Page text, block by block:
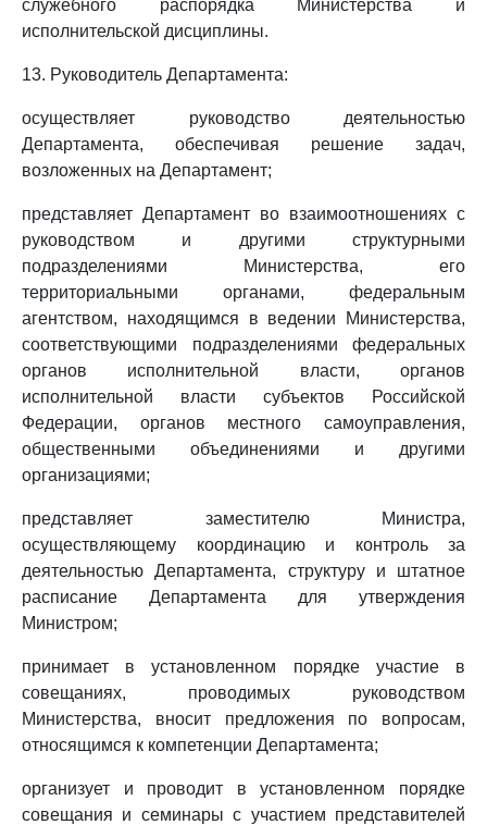
служебного распорядка Министерства и
исполнительской дисциплины.
13. Руководитель Департамента:
осуществляет руководство деятельностью
Департамента, обеспечивая решение задач,
возложенных на Департамент;
представляет Департамент во взаимоотношениях с
руководством и другими структурными
подразделениями Министерства, его
территориальными органами, федеральным
агентством, находящимся в ведении Министерства,
соответствующими подразделениями федеральных
органов исполнительной власти, органов
исполнительной власти субъектов Российской
Федерации, органов местного самоуправления,
общественными объединениями и другими
организациями;
представляет заместителю Министра,
осуществляющему координацию и контроль за
деятельностью Департамента, структуру и штатное
расписание Департамента для утверждения
Министром;
принимает в установленном порядке участие в
совещаниях, проводимых руководством
Министерства, вносит предложения по вопросам,
относящимся к компетенции Департамента;
организует и проводит в установленном порядке
совещания и семинары с участием представителей